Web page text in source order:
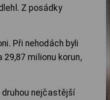
Z posádky
Při nehodách byli
29,87 milionu korun,
druhou nejčastější